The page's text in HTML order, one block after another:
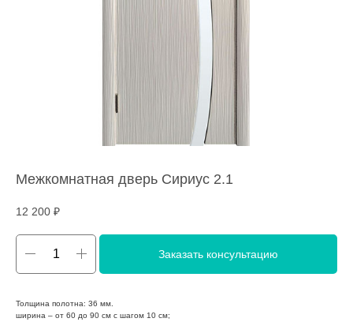
Межкомнатная дверь Сириус 2.1
12 200 ₽
Заказать консультацию
Толщина полотна: 36 мм.
ширина – от 60 до 90 см с шагом 10 см;